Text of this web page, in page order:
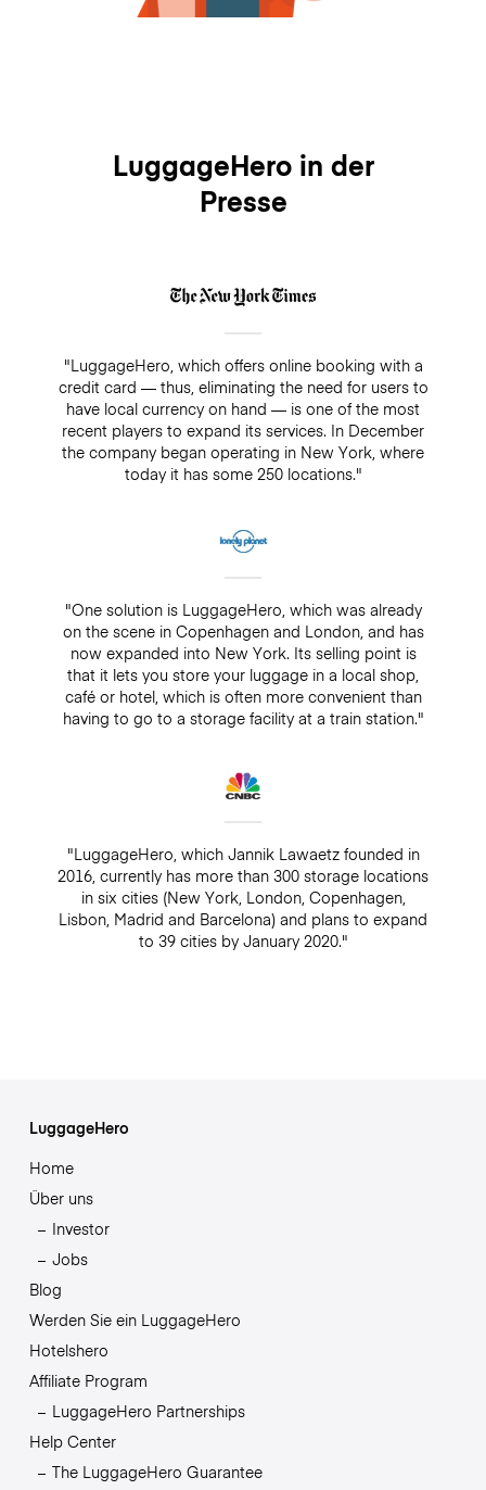
LuggageHero in der
Presse
"LuggageHero, which offers online booking with a
credit card — thus, eliminating the need for users to
have local currency on hand — is one of the most
recent players to expand its services. In December
the company began operating in New York, where
today it has some 250 locations."
"One solution is LuggageHero, which was already
on the scene in Copenhagen and London, and has
now expanded into New York. Its selling point is
that it lets you store your luggage in a local shop,
café or hotel, which is often more convenient than
having to go to a storage facility at a train station."
"LuggageHero, which Jannik Lawaetz founded in
2016, currently has more than 300 storage locations
in six cities (New York, London, Copenhagen,
Lisbon, Madrid and Barcelona) and plans to expand
to 39 cities by January 2020."
LuggageHero
Home
Über uns
Investor
Jobs
Blog
Werden Sie ein LuggageHero
Hotelshero
Affiliate Program
LuggageHero Partnerships
Help Center
The LuggageHero Guarantee